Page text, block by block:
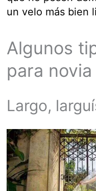
un velo más bien
Algunos
para novia
Largo,